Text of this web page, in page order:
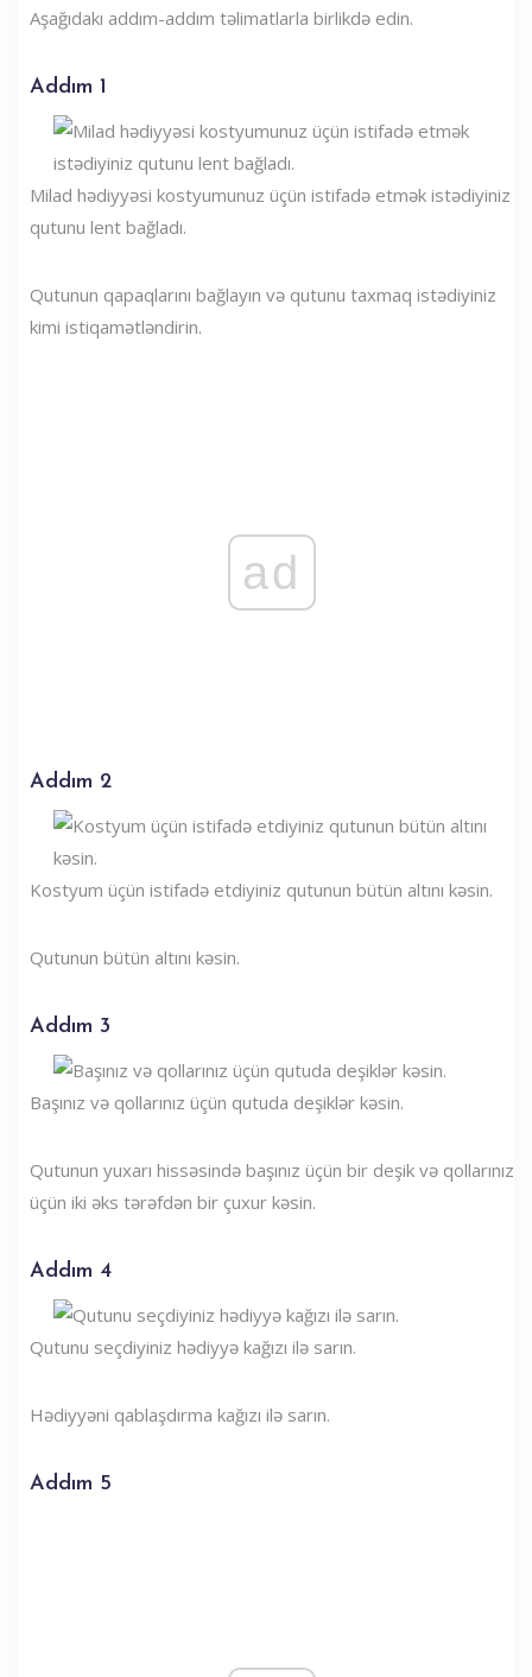
Aşağıdakı addım-addım təlimatlarla birlikdə edin.
Addım 1
Milad hədiyyəsi kostyumunuz üçün istifadə etmək istədiyiniz
qutunu lent bağladı.
Qutunun qapaqlarını bağlayın və qutunu taxmaq istədiyiniz
kimi istiqamətləndirin.
ad
Addım 2
Kostyum üçün istifadə etdiyiniz qutunun bütün altını kəsin.
Qutunun bütün altını kəsin.
Addım 3
Başınız və qollarınız üçün qutuda deşiklər kəsin.
Qutunun yuxarı hissəsində başınız üçün bir deşik və qollarınız
üçün iki əks tərəfdən bir çuxur kəsin.
Addım 4
Qutunu seçdiyiniz hədiyyə kağızı ilə sarın.
Hədiyyəni qablaşdırma kağızı ilə sarın.
Addım 5